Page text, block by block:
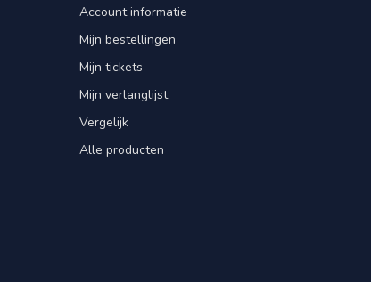
Account informatie
Mijn bestellingen
Mijn tickets
Mijn verlanglijst
Vergelijk
Alle producten